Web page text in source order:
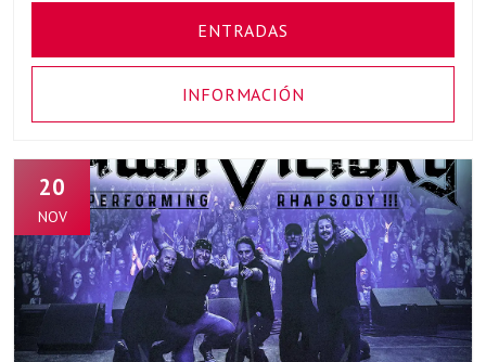
ENTRADAS
INFORMACIÓN
20
NOV